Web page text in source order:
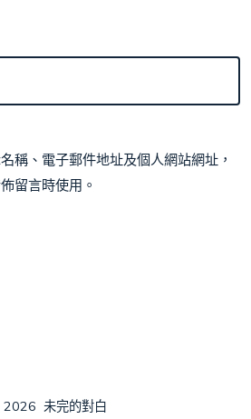
稱、電子郵件地址及個人網站網址，
留言時使用。
未完的對白